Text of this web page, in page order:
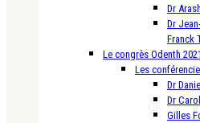
Dr
Dr
Franck
Le congrès Odenth 2021
Les
Dr
Dr
Gilles